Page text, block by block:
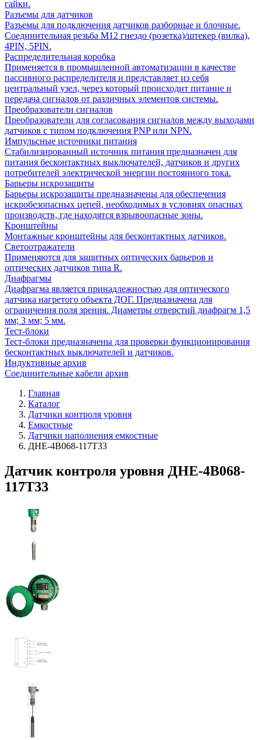
гайки.
Разъемы для датчиков
Разъемы для подключения датчиков разборные и блочные.
Соединительная резьба М12 гнездо (розетка)/штекер (вилка),
4PIN, 5PIN.
Распределительная коробка
Применяется в промышленной автоматизации в качестве
пассивного распределителя и представляет из себя
центральный узел, через который происходит питание и
передача сигналов от различных элементов системы.
Преобразователи сигналов
Преобразователи для согласования сигналов между выходами
датчиков с типом подключения PNP или NPN.
Импульсные источники питания
Стабилизированный источник питания предназначен для
питания бесконтактных выключателей, датчиков и других
потребителей электрической энергии постоянного тока.
Барьеры искрозащиты
Барьеры искрозащиты предназначены для обеспечения
искробезопасных цепей, необходимых в условиях опасных
производств, где находятся взрывоопасные зоны.
Кронштейны
Монтажные кронштейны для бесконтактных датчиков.
Светоотражатели
Применяются для защитных оптических барьеров и
оптических датчиков типа R.
Диафрагмы
Диафрагма является принадлежностью для оптического
датчика нагретого объекта ДОГ. Предназначена для
ограничения поля зрения. Диаметры отверстий диафрагм 1,5
мм; 3 мм; 5 мм.
Тест-блоки
Тест-блоки предназначены для проверки функционирования
бесконтактных выключателей и датчиков.
Индуктивные архив
Соединительные кабели архив
Главная
Каталог
Датчики контроля уровня
Емкостные
Датчики наполнения емкостные
ДНЕ-4В068-117Т33
Датчик контроля уровня ДНЕ-4В068-
117Т33